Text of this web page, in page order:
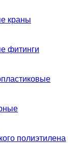
краны
фитинги
полиэтилена